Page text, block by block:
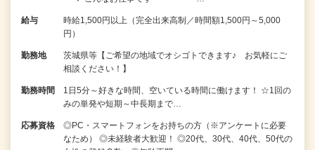
給与
時給1,500円以上（完全出来高制／時間額1,500円～5,000
円）
勤務地
茨城県等【ご希望の地域でオシゴトできます♪ お気軽にご
相談ください！】
勤務時間
1日5分～好きな時間、空いている時間に働けます！ ☆1回の
みの単発や短期～中長期まで…
応募資格
◎PC・スマートフォンをお持ちの方（※アンケートに必要
なため） ◎未経験者大歓迎！ ◎20代、30代、40代、50代の